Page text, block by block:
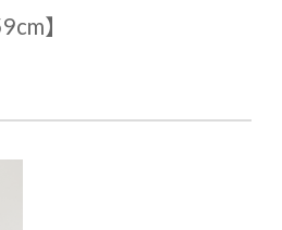
】